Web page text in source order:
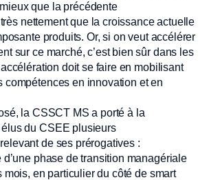
que la précédente
nettement que la croissance actuelle
produits. Or, si on veut accélérer
sur ce marché, c’est bien sûr dans les
doit se faire en mobilisant
compétences en innovation et en
la CSSCT MS a porté à la
du CSEE plusieurs
de ses prérogatives :
phase de transition managériale
mois, en particulier du côté de smart